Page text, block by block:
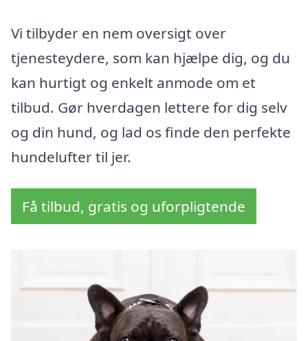
Vi tilbyder en nem oversigt over
tjenesteydere, som kan hjælpe dig, og du
kan hurtigt og enkelt anmode om et
tilbud. Gør hverdagen lettere for dig selv
og din hund, og lad os finde den perfekte
hundelufter til jer.
Få tilbud, gratis og uforpligtende